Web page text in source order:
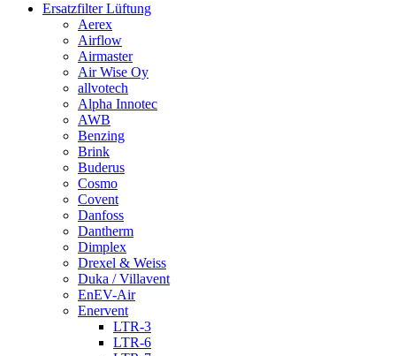
Ersatzfilter Lüftung
Aerex
Airflow
Airmaster
Air Wise Oy
allvotech
Alpha Innotec
AWB
Benzing
Brink
Buderus
Cosmo
Covent
Danfoss
Dantherm
Dimplex
Drexel & Weiss
Duka / Villavent
EnEV-Air
Enervent
LTR-3
LTR-6